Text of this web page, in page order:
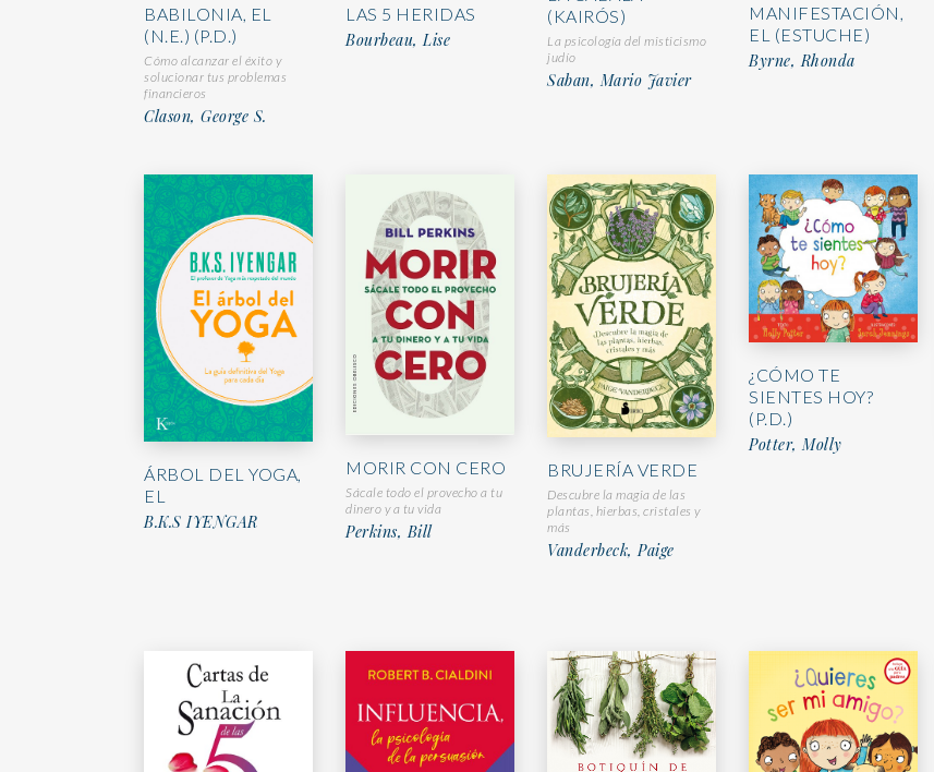
BABILONIA, EL
(N.E.) (P.D.)
Cómo alcanzar el éxito y
solucionar tus problemas
financieros
Clason, George S.
LAS 5 HERIDAS
Bourbeau, Lise
(KAIRÓS)
La psicología del misticismo
judío
Saban, Mario Javier
MANIFESTACIÓN,
EL (ESTUCHE)
Byrne, Rhonda
ÁRBOL DEL YOGA,
EL
B.K.S IYENGAR
MORIR CON CERO
Sácale todo el provecho a tu
dinero y a tu vida
Perkins, Bill
BRUJERÍA VERDE
Descubre la magia de las
plantas, hierbas, cristales y
más
Vanderbeck, Paige
¿CÓMO TE
SIENTES HOY?
(P.D.)
Potter, Molly